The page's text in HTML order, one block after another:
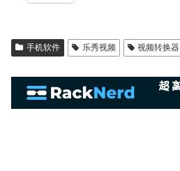
手机软件 乐秀视频 视频转换器